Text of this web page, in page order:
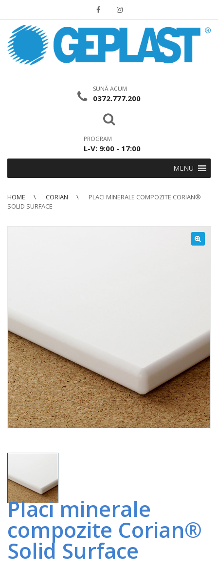
SUNĂ ACUM
0372.777.200
PROGRAM
L-V: 9:00 - 17:00
MENU
HOME CORIAN
PLACI MINERALE COMPOZITE CORIAN®
SOLID SURFACE
Placi minerale
compozite Corian®
Solid Surface